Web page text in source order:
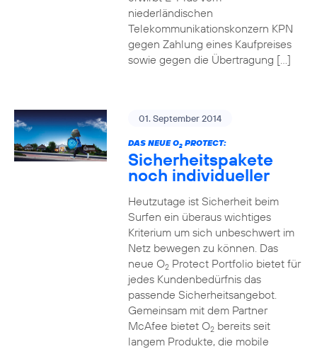
niederländischen
Telekommunikationskonzern KPN
gegen Zahlung eines Kaufpreises
sowie gegen die Übertragung […]
01. September 2014
DAS NEUE O2PROTECT:
Sicherheitspakete
noch individueller
Heutzutage ist Sicherheit beim
Surfen ein überaus wichtiges
Kriterium um sich unbeschwert im
Netz bewegen zu können. Das
neue O2Protect Portfolio bietet für
jedes Kundenbedürfnis das
passende Sicherheitsangebot.
Gemeinsam mit dem Partner
McAfee bietet O2bereits seit
langem Produkte, die mobile